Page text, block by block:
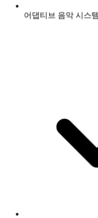
어댑티브 음악 시스템